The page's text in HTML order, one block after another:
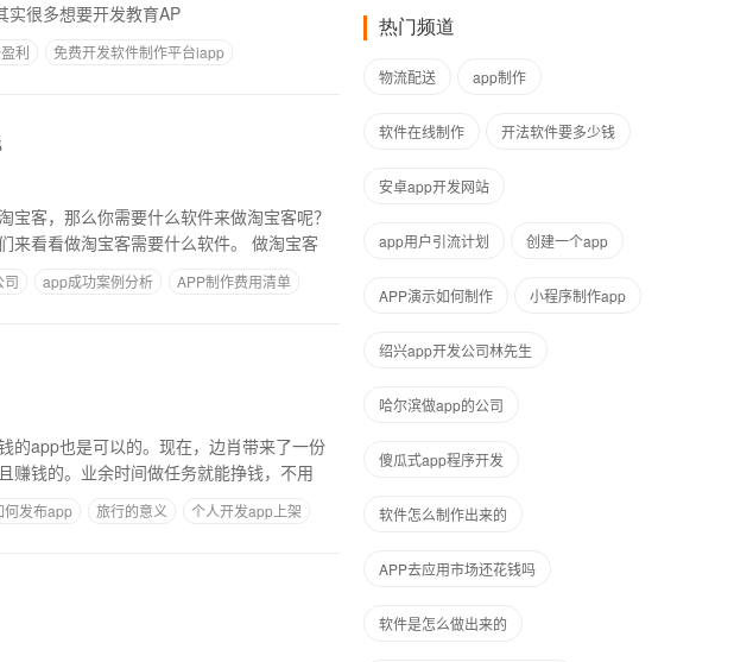
发，教育和app开发那么教育，app开发，费用和多少钱？ 其实很多想要开发教育AP
利
免费开发软件制作平台iapp
客，那么你需要什么软件来做淘宝客呢？
很多加入淘宝客的新朋友对这个行业不太了解，所以无从下手。我们来看看做淘宝客需要什么软件。 做淘宝客
司 app成功案例分析
APP制作费用清单
的app也是可以的。现在，边肖带来了一份
赚钱的。业余时间做任务就能挣钱，不用
何发布app 旅行的意义
个人开发app上架
热门频道
物流配送 app制作
软件在线制作 开法软件要多少钱
安卓app开发网站
app用户引流计划 创建一个app
APP演示如何制作 小程序制作app
绍兴app开发公司林先生
哈尔滨做app的公司
傻瓜式app程序开发
软件怎么制作出来的
APP去应用市场还花钱吗
软件是怎么做出来的